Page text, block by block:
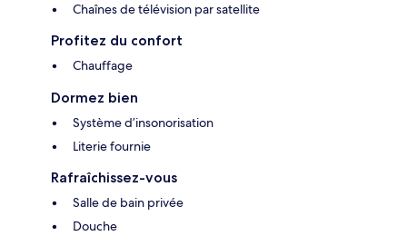
Chaînes de télévision par satellite
Profitez du confort
Chauffage
Dormez bien
Système d’insonorisation
Literie fournie
Rafraîchissez-vous
Salle de bain privée
Douche